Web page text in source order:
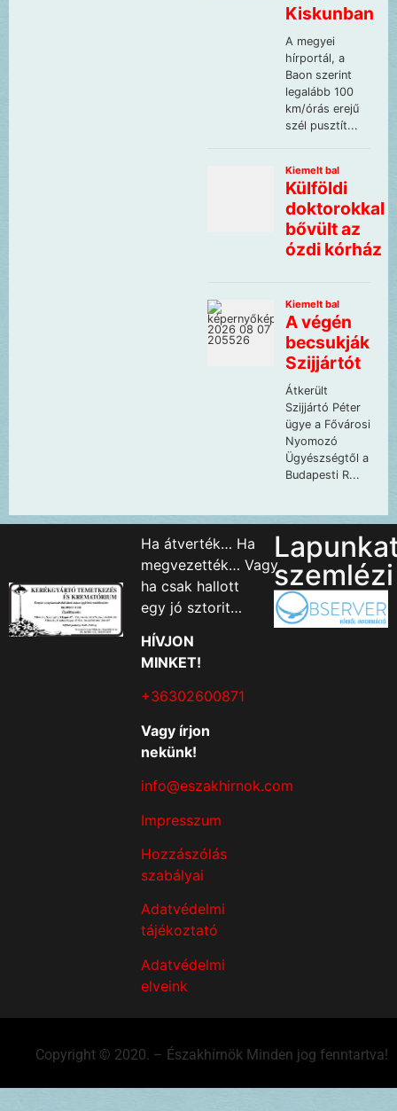
Ha átverték… Ha
megvezették… Vagy
ha csak hallott
egy jó sztorit…
HÍVJON
MINKET!
+36302600871
Vagy írjon
nekünk!
info@eszakhirnok.com
Impresszum
Hozzászólás
szabályai
Adatvédelmi
tájékoztató
Adatvédelmi
elveink
szemlézi
Copyright © 2020. – Északhírnök Minden jog fenntartva!